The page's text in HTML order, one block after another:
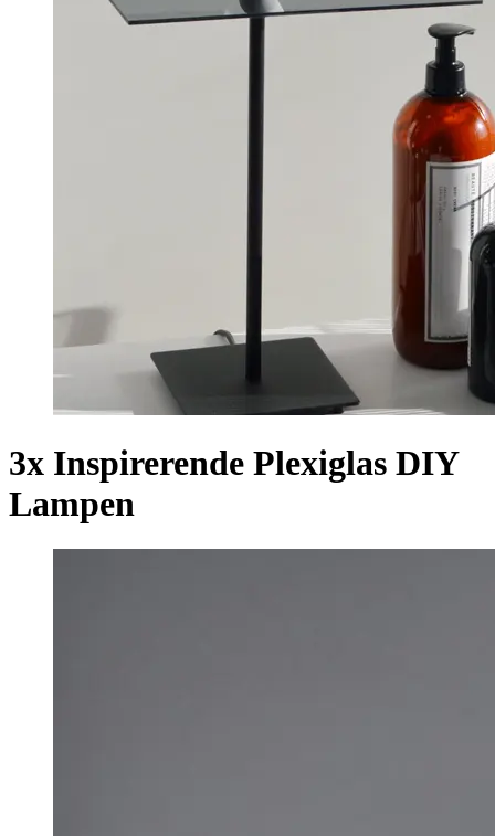
3x Inspirerende Plexiglas DIY
Lampen